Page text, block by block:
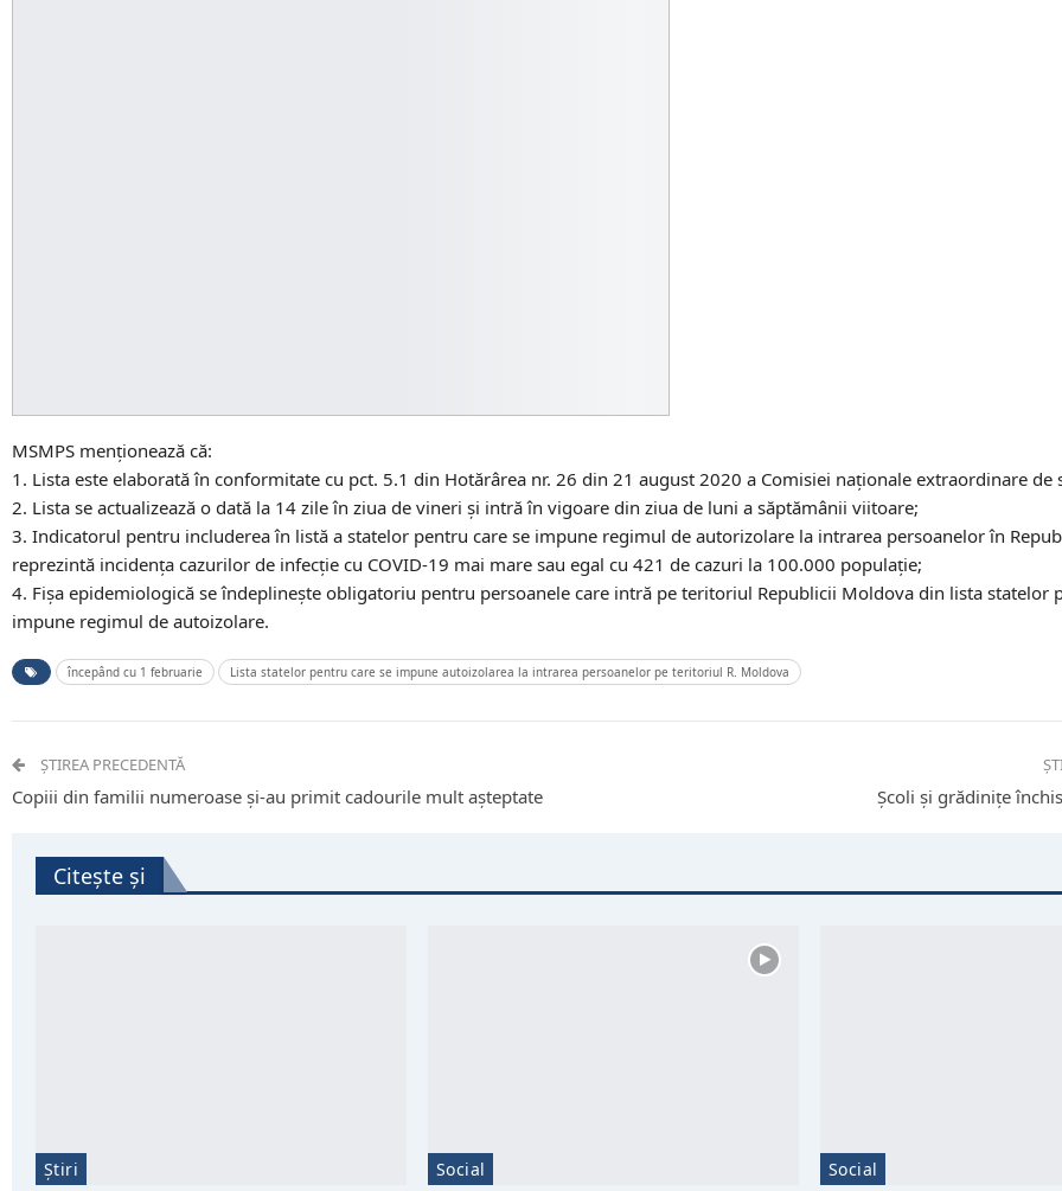
MSMPS menționează că:
1. Lista este elaborată în conformitate cu pct. 5.1 din Hotărârea nr. 26 din 21 august 2020 a Comisiei naționale extraordinare de
2. Lista se actualizează o dată la 14 zile în ziua de vineri și intră în vigoare din ziua de luni a săptămânii viitoare;
3. Indicatorul pentru includerea în listă a statelor pentru care se impune regimul de autorizolare la intrarea persoanelor în
reprezintă incidența cazurilor de infecție cu COVID-19 mai mare sau egal cu 421 de cazuri la 100.000 populație;
4. Fișa epidemiologică se îndeplinește obligatoriu pentru persoanele care intră pe teritoriul Republicii Moldova din lista statelor
impune regimul de autoizolare.
începând cu 1 februarie Lista statelor pentru care se impune autoizolarea la intrarea persoanelor pe teritoriul R. Moldova
ȘTIREA PRECEDENTĂ
Copiii din familii numeroase și-au primit cadourile mult așteptate Școli și grădinițe
Citește și
Știri Social Social